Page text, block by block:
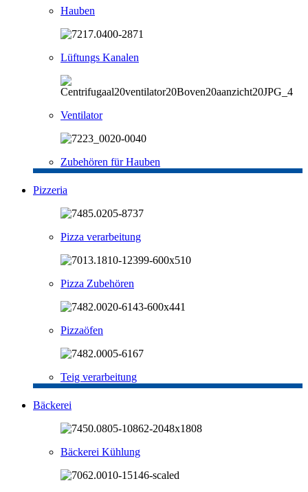
Hauben
Lüftungs Kanalen
Ventilator
Zubehören für Hauben
Pizzeria
Pizza verarbeitung
Pizza Zubehören
Pizzaöfen
Teig verarbeitung
Bäckerei
Bäckerei Kühlung